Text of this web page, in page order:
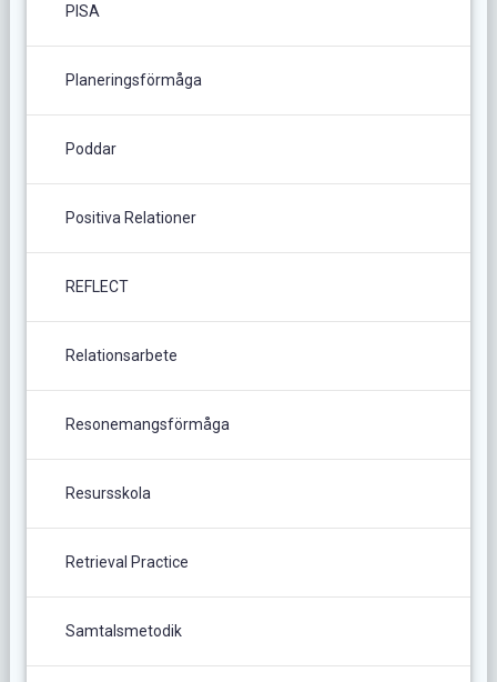
PISA
Planeringsförmåga
Poddar
Positiva Relationer
REFLECT
Relationsarbete
Resonemangsförmåga
Resursskola
Retrieval Practice
Samtalsmetodik